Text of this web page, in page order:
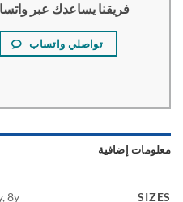
فريقنا يساعدك عبر واتساب
تواصلي واتساب
إضافية
4y, 6y, 8y